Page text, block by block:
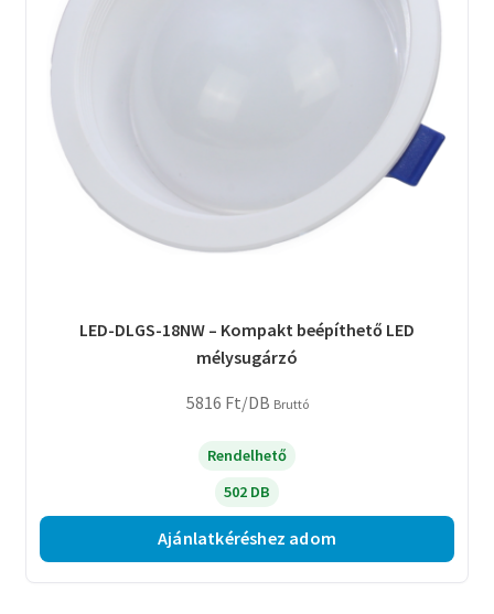
LED-DLGS-18NW – Kompakt beépíthető LED
mélysugárzó
5816 Ft/DB Bruttó
Rendelhető
502 DB
Ajánlatkéréshez adom